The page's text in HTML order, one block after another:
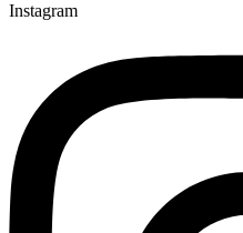
Instagram